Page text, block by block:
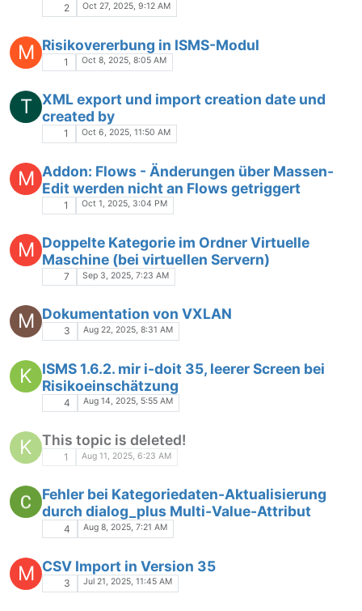
2 Oct 27, 2025, 9:12 AM
M Risikovererbung in ISMS-Modul
1 Oct 8, 2025, 8:05 AM
T XML export und import creation date und
created by
1 Oct 6, 2025, 11:50 AM
M Addon: Flows - Änderungen über Massen-
Edit werden nicht an Flows getriggert
1 Oct 1, 2025, 3:04 PM
M Doppelte Kategorie im Ordner Virtuelle
Maschine (bei virtuellen Servern)
7 Sep 3, 2025, 7:23 AM
M Dokumentation von VXLAN
3 Aug 22, 2025, 8:31 AM
K
ISMS 1.6.2. mir i-doit 35, leerer Screen bei
Risikoeinschätzung
4 Aug 14, 2025, 5:55 AM
K This topic is deleted!
1 Aug 11, 2025, 6:23 AM
Fehler bei Kategoriedaten-Aktualisierung
durch dialog_plus Multi-Value-Attribut
4 Aug 8, 2025, 7:21 AM
M CSV Import in Version 35
3 Jul 21, 2025, 11:45 AM